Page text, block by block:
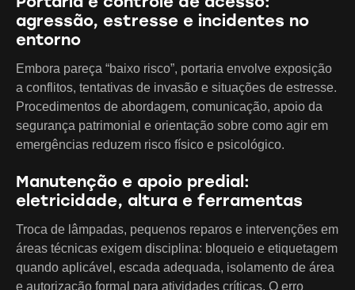
agressão, estresse e incidentes no
entorno
Embora pareça “baixo risco”, portaria envolve exposição
a conflitos, tentativas de invasão e situações de estresse.
Procedimentos de abordagem, comunicação, apoio da
segurança patrimonial e orientação sobre como agir em
emergências reduzem risco físico e psicológico.
Manutenção e apoio predial:
eletricidade, altura e ferramentas
Troca de lâmpadas, pequenos reparos e intervenções em
áreas técnicas exigem disciplina: bloqueio e etiquetagem
quando aplicável, escada adequada, isolamento de área
e autorização formal para atividades críticas. O erro